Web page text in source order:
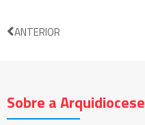
ANTERIOR
Sobre a Arquidiocese